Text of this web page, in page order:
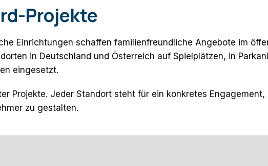
Projekte
Einrichtungen schaffen familienfreundliche Angebote im
in Deutschland und Österreich auf Spielplätzen, in
eingesetzt.
Projekte. Jeder Standort steht für ein konkretes Engagement,
zu gestalten.